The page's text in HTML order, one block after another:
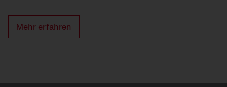
Mehr erfahren